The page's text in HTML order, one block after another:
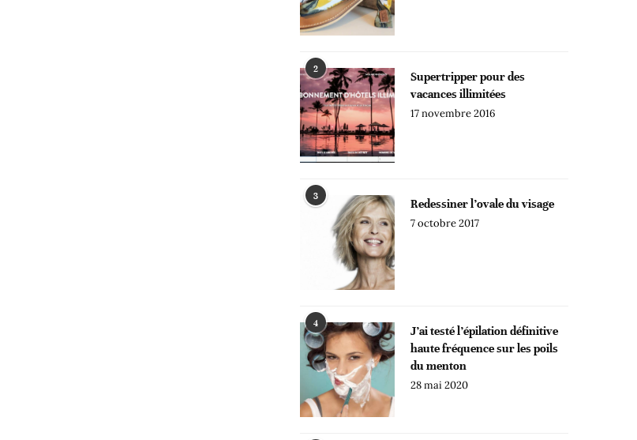
2
Supertripper pour des
vacances illimitées
17 novembre 2016
3
Redessiner l’ovale du visage
7 octobre 2017
4
J’ai testé l’épilation définitive
haute fréquence sur les poils
du menton
28 mai 2020